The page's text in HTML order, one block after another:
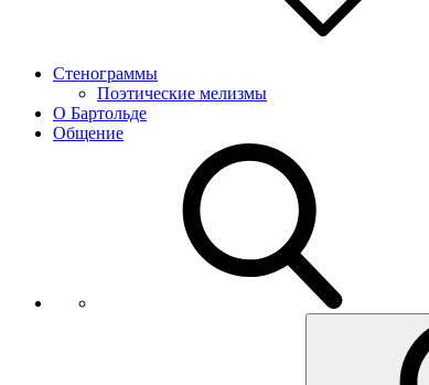
Стенограммы
Поэтические мелизмы
О Бартольде
Общение